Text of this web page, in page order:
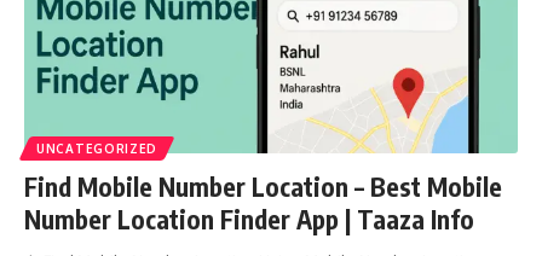
UNCATEGORIZED
Find Mobile Number Location – Best Mobile
Number Location Finder App | Taaza Info